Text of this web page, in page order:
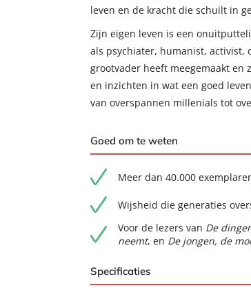
leven en de kracht die schuilt in
Zijn eigen leven is een
als psychiater, humanist, activist,
grootvader heeft meegemaakt en
en inzichten in wat een goed
van overspannen millenials tot
Goed om te weten
Meer dan 40.000
Wijsheid die generaties
Voor de lezers van De
neemt, en De jongen, de
Specificaties